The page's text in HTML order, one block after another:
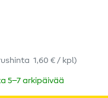
1,60 € / kpl)
5–7 arkipäivää